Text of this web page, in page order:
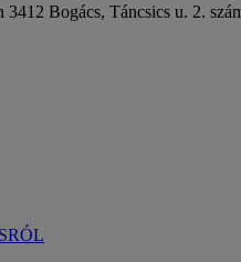
Bogács, Táncsics u. 2.